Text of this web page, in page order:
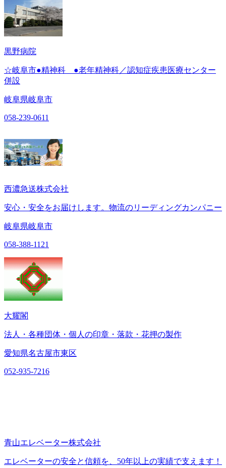
黒野病院
☆岐阜市●精神科 ●老年精神科／認知症疾患医療センター
併設
岐阜県岐阜市
058-239-0611
西濃急送株式会社
安心・安全をお届けします。物流のリーディングカンパニー
岐阜県岐阜市
058-388-1121
大耀閣
法人・各種団体・個人の印章・落款・花押の製作
愛知県名古屋市東区
052-935-7216
青山エレベーター株式会社
エレベーターの安全と信頼を、50年以上の実績で支えます！